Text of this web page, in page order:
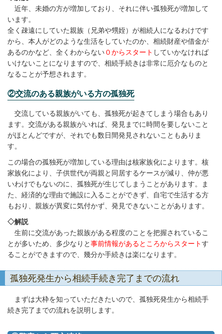
近年、未婚の方が増加しており、それに伴い孤独死が増加して
います。
全く疎遠にしていた親族（兄弟や甥姪）が相続人になるわけです
から、本人がどのような生活をしていたのか、相続財産や借金が
あるのかなど、全くわからない０からスタート していかなければ
いけないことになりますので、相続手続きは非常に厄介なものと
なることが予想されます。
②交流のある親族がいる方の孤独死
交流している親族がいても、孤独死が起きてしまう場合もあり
ます。交流がある親族がいれば、発見までに時間を要しないこと
がほとんどですが、それでも数日間発見されないこともありま
す。
この場合の孤独死が増加している理由は核家族化によります。核
家族化により、子供世代が両親と同居するケースが減り、仲が悪
いわけでもないのに、孤独死が生じてしまうことがあります。ま
た、経済的な理由で施設に入ることができず、自宅で生活する方
もおり、親族が異変に気付かず、発見できないことがあります。
◇解説
生前に交流があった親族がある程度のことを把握されているこ
とが多いため、多少なりと事前情報があるところからスタートす
ることができますので、幾分か手続きは楽になります。
孤独死発生から相続手続き完了までの流れ
まずは大枠を知っていただきたいので、孤独死発生から相続手
続き完了までの流れを説明します。